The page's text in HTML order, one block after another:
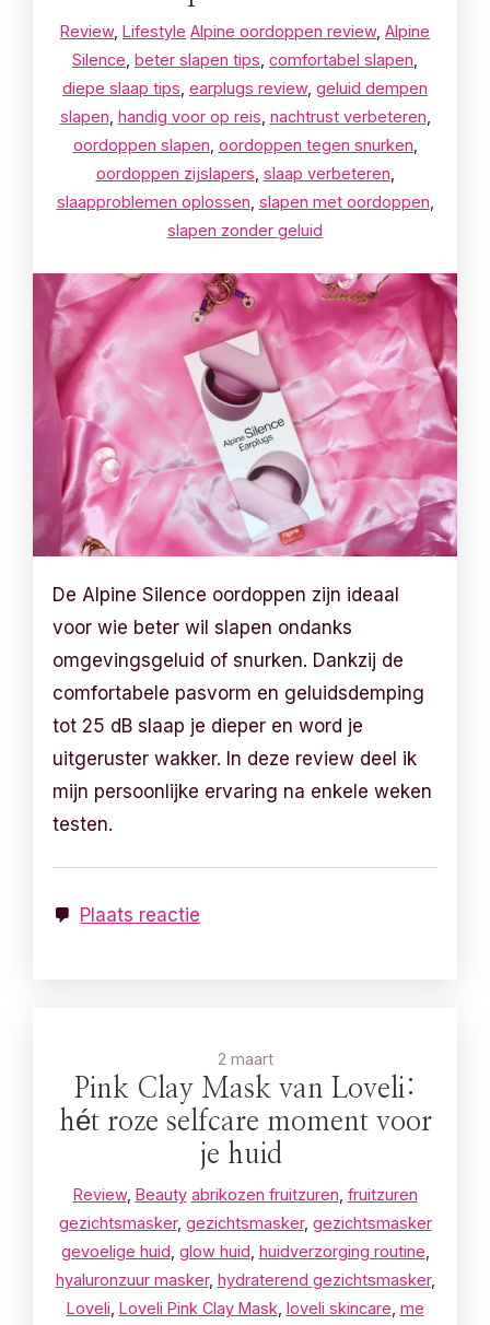
Review, Lifestyle Alpine oordoppen review, Alpine
Silence, beter slapen tips, comfortabel slapen,
diepe slaap tips, earplugs review, geluid dempen
slapen, handig voor op reis, nachtrust verbeteren,
oordoppen slapen, oordoppen tegen snurken,
oordoppen zijslapers, slaap verbeteren,
slaapproblemen oplossen, slapen met oordoppen,
slapen zonder geluid
De Alpine Silence oordoppen zijn ideaal
voor wie beter wil slapen ondanks
omgevingsgeluid of snurken. Dankzij de
comfortabele pasvorm en geluidsdemping
tot 25 dB slaap je dieper en word je
uitgeruster wakker. In deze review deel ik
mijn persoonlijke ervaring na enkele weken
testen.
Plaats reactie
2 maart
Pink Clay Mask van Loveli:
hét roze selfcare moment voor
je huid
Review, Beauty abrikozen fruitzuren fruitzuren
gezichtsmasker, gezichtsmasker, gezichtsmasker
gevoelige huid glow huid huidverzorging routine
hyaluronzuur masker, hydraterend gezichtsmasker,
Loveli Loveli Pink Clay Mask loveli skincare me